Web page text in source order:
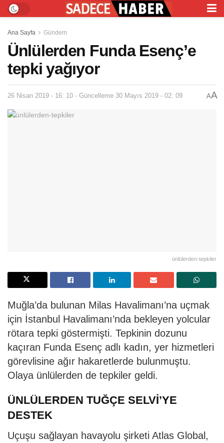
Ana Sayfa Gündem
Ünlülerden Funda Esenç’e
tepki yağıyor
26 Nisan 2019 - 16: 10 - Güncelleme 30 Mayıs 2019 - 02: 09 AA
ünlülerden-tepkiler
Muğla’da bulunan Milas Havalimanı’na uçmak
için İstanbul Havalimanı’nda bekleyen yolcular
rötara tepki göstermişti. Tepkinin dozunu
kaçıran Funda Esenç adlı kadın, yer hizmetleri
görevlisine ağır hakaretlerde bulunmuştu.
Olaya ünlülerden de tepkiler geldi.
ÜNLÜLERDEN TUĞÇE SELVİ’YE
DESTEK
Uçuşu sağlayan havayolu şirketi Atlas Global,